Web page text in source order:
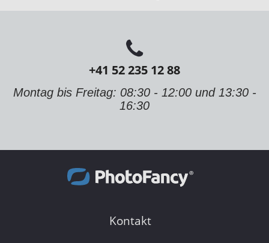
+41 52 235 12 88
Montag bis Freitag: 08:30 - 12:00 und 13:30 -
16:30
Kontakt